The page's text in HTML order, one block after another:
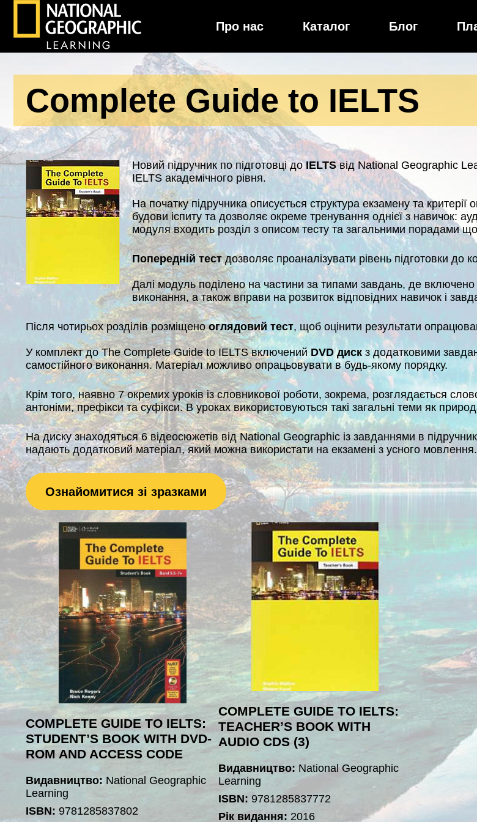
National Geographic Learning
Про нас Каталог Блог
Complete Guide to IELTS
Новий підручник по підготовці доIELTSвід National Geographic
IELTS академічного рівня.
На початку підручника описується структура екзамену та
будови іспиту та дозволяє окреме тренування однієї з навичок:
модуля входить розділ з описом тесту та загальними порадами
Попередній тестдозволяє проаналізувати рівень підготовки до
Далі модуль поділено на частини за типами завдань, де включено
виконання, а також вправи на розвиток відповідних навичок і
Після чотирьох розділів розміщенооглядовий тест, щоб оцінити результати
У комплект до The Complete Guide to IELTS включений DVD диск з додатковими
самостійного виконання. Матеріал можливо опрацьовувати в будь-якому порядку.
Крім того, наявно 7 окремих уроків із словникової роботи, зокрема, розглядається
антоніми, префікси та суфікси. В уроках використовуються такі загальні теми як
На диску знаходяться 6 відеосюжетів від National Geographic із завданнями в
надають додатковий матеріал, який можна використати на екзамені з усного мовлення.
Ознайомитися зі зразками
COMPLETE GUIDE TO IELTS:
STUDENT’S BOOK WITH DVD-
ROM AND ACCESS CODE
Видавництво: National Geographic
Learning
ISBN: 9781285837802
COMPLETE GUIDE TO IELTS:
TEACHER’S BOOK WITH
AUDIO CDS (3)
Видавництво: National Geographic
Learning
ISBN: 9781285837772
Рік видання: 2016